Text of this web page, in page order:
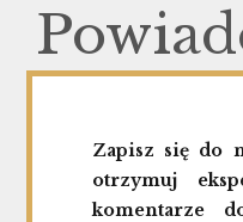
Zapisz się do
otrzymuj
komentarze